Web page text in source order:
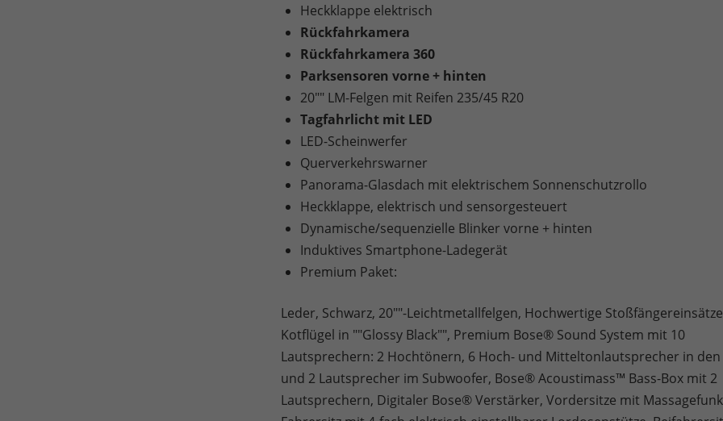
Heckklappe elektrisch
Rückfahrkamera
Rückfahrkamera 360
Parksensoren vorne + hinten
20"" LM-Felgen mit Reifen 235/45 R20
Tagfahrlicht mit LED
LED-Scheinwerfer
Querverkehrswarner
Panorama-Glasdach mit elektrischem Sonnenschutzrollo
Heckklappe, elektrisch und sensorgesteuert
Dynamische/sequenzielle Blinker vorne + hinten
Induktives Smartphone-Ladegerät
Premium Paket:
Leder, Schwarz, 20""-Leichtmetallfelgen, Hochwertige
Kotflügel in ""Glossy Black"", Premium Bose® Sound System mit 10
Lautsprechern: 2 Hochtönern, 6 Hoch- und Mitteltonlautsprecher in
und 2 Lautsprecher im Subwoofer, Bose® Acoustimass™ Bass-Box mit 2
Lautsprechern, Digitaler Bose® Verstärker, Vordersitze mit